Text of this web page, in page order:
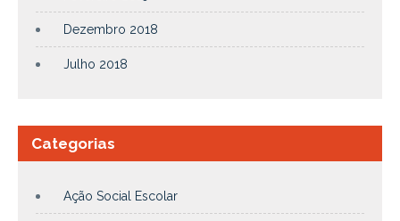
Dezembro 2018
Julho 2018
Categorias
Ação Social Escolar